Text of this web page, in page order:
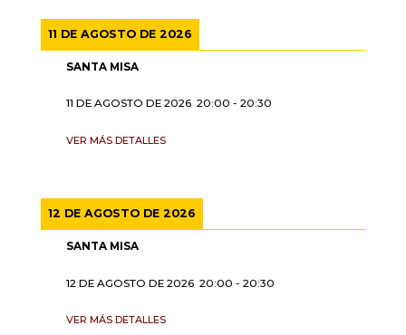
11 DE AGOSTO DE 2026
SANTA MISA
11 DE AGOSTO DE 2026 20:00 - 20:30
VER MÁS DETALLES
12 DE AGOSTO DE 2026
SANTA MISA
12 DE AGOSTO DE 2026 20:00 - 20:30
VER MÁS DETALLES